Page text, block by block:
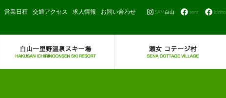
SAM白山 sena icirino
営業日程 交通アクセス 求人情報 お問い合わせ